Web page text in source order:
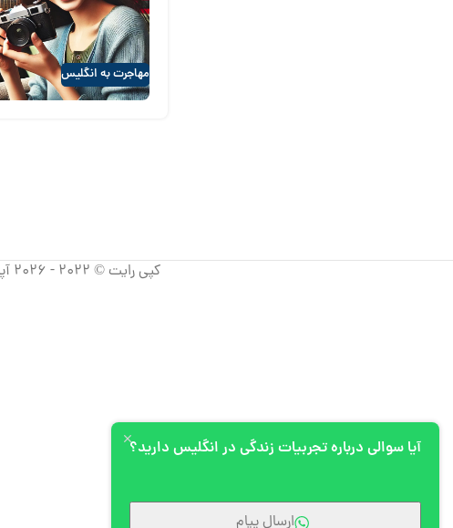
مهاجرت به انگلیس
کپی رایت © 2022 - 2026 آپیم، تمامی حقوق استفاده از مطالب برای شرکت آپیم محفوظ است.
آیا سوالی درباره تجربیات زندگی در انگلیس دارید؟
ارسال پیام